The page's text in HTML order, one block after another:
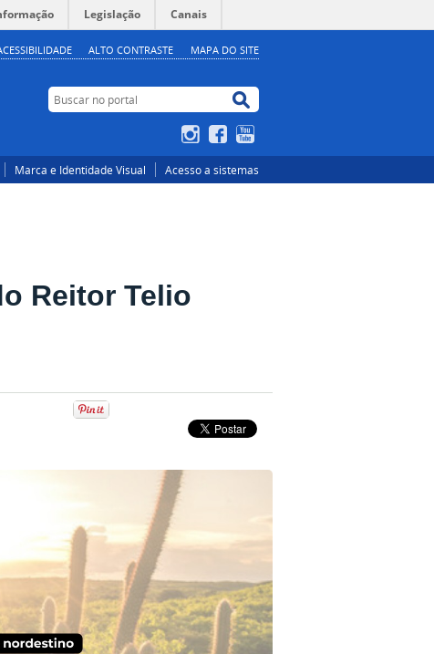
Legislação Canais
ALTO CONTRASTE MAPA DO SITE
Buscar no portal
Buscar no portal
InstagramFacebook
Marca e Identidade Visual Acesso a sistemas
Reitor Telio